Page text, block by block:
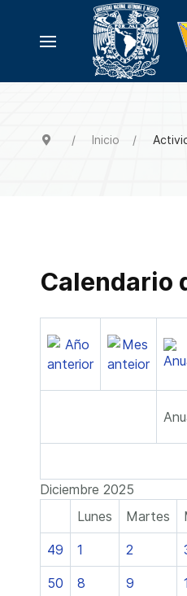
Inicio
Calendario
Diciembre 2025
Lunes
Martes
49 1 2
50 8 9